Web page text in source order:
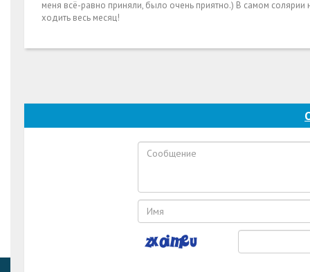
меня всё-равно приняли, было очень приятно.) В самом
ходить весь месяц!